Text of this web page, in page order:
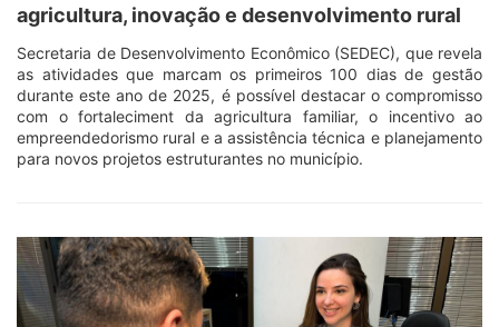
agricultura, inovação e desenvolvimento rural
Secretaria de Desenvolvimento Econômico (SEDEC), que revela
as atividades que marcam os primeiros 100 dias de gestão
durante este ano de 2025, é possível destacar o compromisso
com o fortaleciment da agricultura familiar, o incentivo ao
empreendedorismo rural e a assistência técnica e planejamento
para novos projetos estruturantes no município.